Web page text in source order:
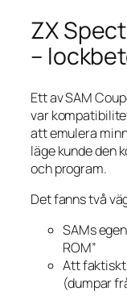
ZX
–
Ett av SAM
var
att emulera
läge kunde den
och program.
Det fanns två
SAMs
ROM”
Att faktiskt
(dumpar